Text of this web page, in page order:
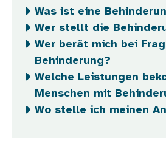
Was ist eine
Wer stellt die
Wer berät mich bei
Behinderung?
Welche Leistungen
Menschen mit
Wo stelle ich meinen